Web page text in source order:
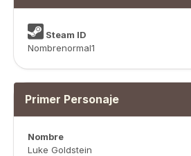
Steam ID
Nombrenormal1
Primer Personaje
Nombre
Luke Goldstein